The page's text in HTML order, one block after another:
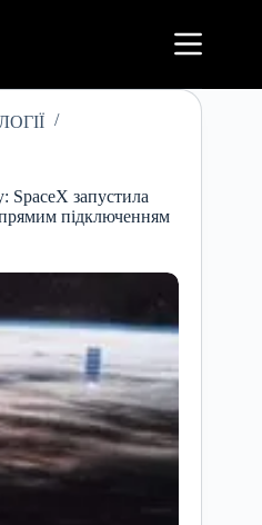
SpaceX запустила
підключенням